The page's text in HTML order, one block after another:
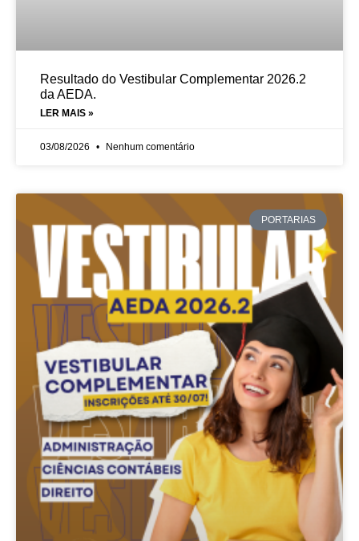
Resultado do Vestibular Complementar 2026.2
da AEDA.
LER MAIS »
03/08/2026 Nenhum comentário
PORTARIAS